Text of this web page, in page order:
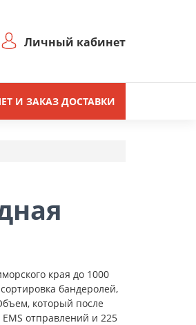
Личный кабинет
И ЗАКАЗ ДОСТАВКИ
края до 1000
бандеролей,
который после
отправлений и 225